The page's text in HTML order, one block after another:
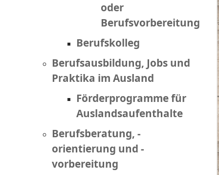
oder
Berufsvorbereitung
Berufskolleg
Berufsausbildung, Jobs und
Praktika im Ausland
Förderprogramme für
Auslandsaufenthalte
Berufsberatung, -
orientierung und -
vorbereitung